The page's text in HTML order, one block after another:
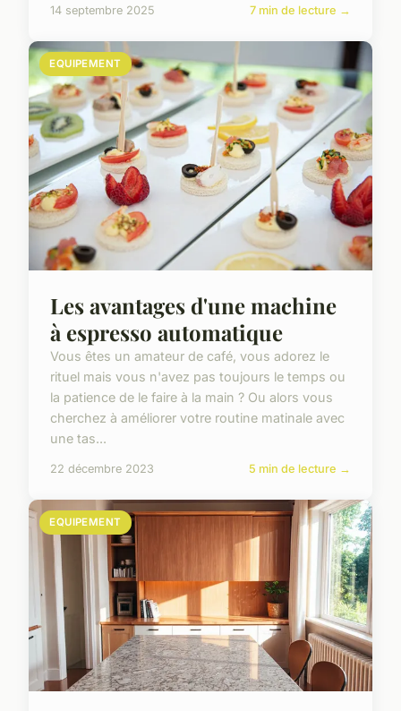
14 septembre 2025 7 min de lecture →
EQUIPEMENT
Les avantages d'une machine
à espresso automatique
Vous êtes un amateur de café, vous adorez le
rituel mais vous n'avez pas toujours le temps ou
la patience de le faire à la main ? Ou alors vous
cherchez à améliorer votre routine matinale avec
une tas...
22 décembre 2023 5 min de lecture →
EQUIPEMENT